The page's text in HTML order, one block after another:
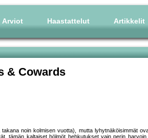
Arviot Haastattelut Artikkelit
& Cowards
noin kolmisen vuotta), mutta lyhytnäköisimmät
tämän kaltaiset hölmöt hehkutukset vain perin